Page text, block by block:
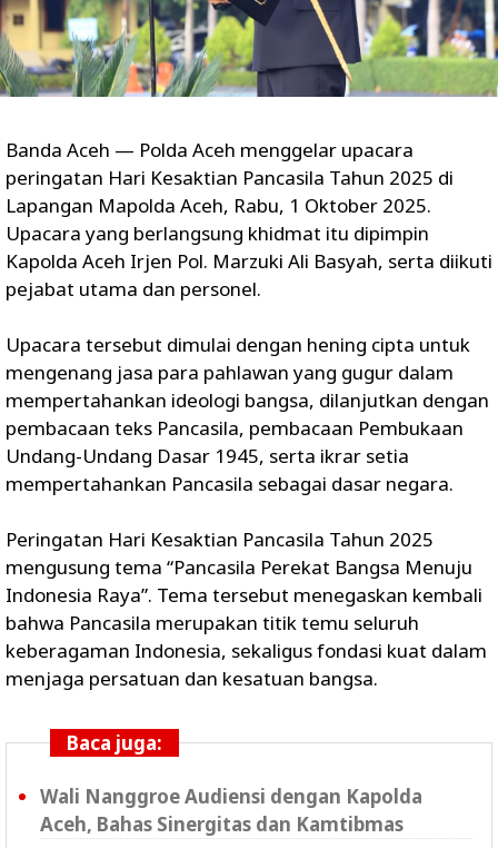
Banda Aceh — Polda Aceh menggelar upacara
peringatan Hari Kesaktian Pancasila Tahun 2025 di
Lapangan Mapolda Aceh, Rabu, 1 Oktober 2025.
Upacara yang berlangsung khidmat itu dipimpin
Kapolda Aceh Irjen Pol. Marzuki Ali Basyah, serta diikuti
pejabat utama dan personel.
Upacara tersebut dimulai dengan hening cipta untuk
mengenang jasa para pahlawan yang gugur dalam
mempertahankan ideologi bangsa, dilanjutkan dengan
pembacaan teks Pancasila, pembacaan Pembukaan
Undang-Undang Dasar 1945, serta ikrar setia
mempertahankan Pancasila sebagai dasar negara.
Peringatan Hari Kesaktian Pancasila Tahun 2025
mengusung tema “Pancasila Perekat Bangsa Menuju
Indonesia Raya”. Tema tersebut menegaskan kembali
bahwa Pancasila merupakan titik temu seluruh
keberagaman Indonesia, sekaligus fondasi kuat dalam
menjaga persatuan dan kesatuan bangsa.
Baca juga:
Wali Nanggroe Audiensi dengan Kapolda
Aceh, Bahas Sinergitas dan Kamtibmas